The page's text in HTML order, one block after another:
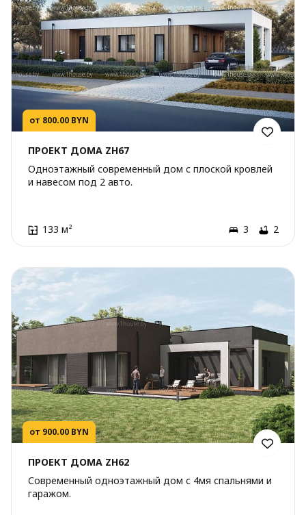
от 800.00 BYN
ПРОЕКТ ДОМА ZH67
Одноэтажный современный дом с плоской кровлей
и навесом под 2 авто.
133 м² 3 2
от 900.00 BYN
ПРОЕКТ ДОМА ZH62
Современный одноэтажный дом с 4мя спальнями и
гаражом.